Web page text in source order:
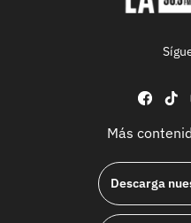
Más
Descarga